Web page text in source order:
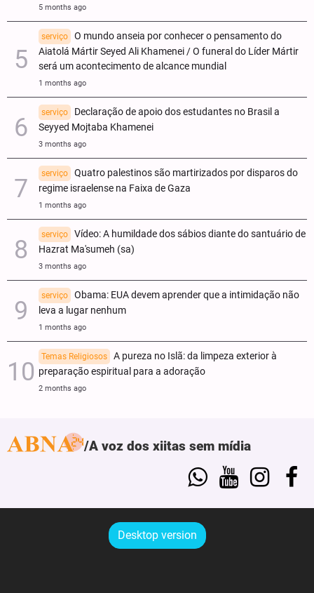
5 months ago
serviço
O mundo anseia por conhecer o pensamento do
Aiatolá Mártir Seyed Ali Khamenei / O funeral do Líder Mártir
será um acontecimento de alcance mundial
1 months ago
serviço
Declaração de apoio dos estudantes no Brasil a
Seyyed Mojtaba Khamenei
3 months ago
serviço
Quatro palestinos são martirizados por disparos do
regime israelense na Faixa de Gaza
1 months ago
serviço
Vídeo: A humildade dos sábios diante do santuário de
Hazrat Ma'sumeh (sa)
3 months ago
serviço
Obama: EUA devem aprender que a intimidação não
leva a lugar nenhum
1 months ago
Temas Religiosos
A pureza no Islã: da limpeza exterior à
preparação espiritual para a adoração
2 months ago
A voz dos xiitas sem mídia
Desktop version